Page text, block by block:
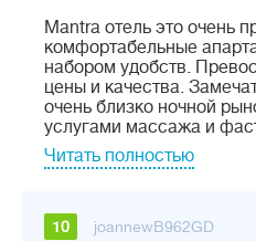
Mantra отель это очень
комфортабельные
набором удобств.
цены и качества.
очень близко ночной
услугами массажа и
Читать полностью
10 joannewB962GD